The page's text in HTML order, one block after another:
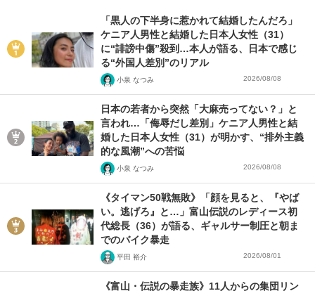
「黒人の下半身に惹かれて結婚したんだろ」
ケニア人男性と結婚した日本人女性（31）
に“誹謗中傷”殺到…本人が語る、日本で感じ
る“外国人差別”のリアル
小泉 なつみ 2026/08/08
日本の若者から突然「大麻売ってない？」と
言われ…「侮辱だし差別」ケニア人男性と結
婚した日本人女性（31）が明かす、“排外主義
的な風潮”への苦悩
小泉 なつみ 2026/08/08
《タイマン50戦無敗》「顔を見ると、『やば
い。逃げろ』と…」富山伝説のレディース初
代総長（36）が語る、ギャルサー制圧と朝ま
でのバイク暴走
平田 裕介 2026/08/01
《富山・伝説の暴走族》11人からの集団リン